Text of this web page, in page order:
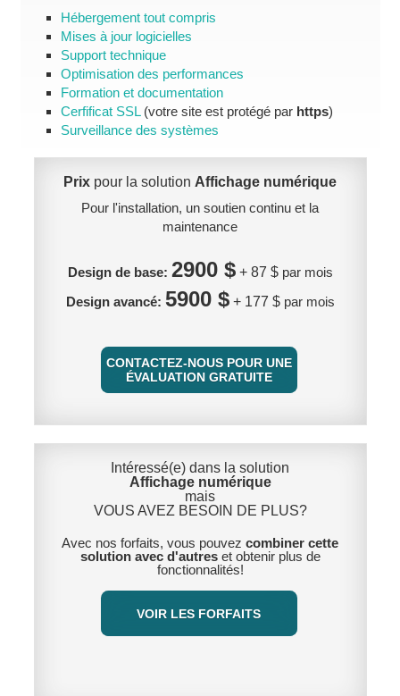
Hébergement tout compris
Mises à jour logicielles
Support technique
Optimisation des performances
Formation et documentation
Cerfificat SSL(votre site est protégé par https)
Surveillance des systèmes
Prix pour la solution Affichage numérique
Pour l'installation, un soutien continu et la
maintenance
Design de base: 2900 $+ 87 $par mois
Design avancé: 5900 $+ 177 $par mois
CONTACTEZ-NOUS POUR UNE
ÉVALUATION GRATUITE
Intéressé(e) dans la solution
Affichage numérique
mais
VOUS AVEZ BESOIN DE PLUS?
Avec nos forfaits, vous pouvez combiner cette
solution avec d'autreset obtenir plus de
fonctionnalités!
VOIR LES FORFAITS